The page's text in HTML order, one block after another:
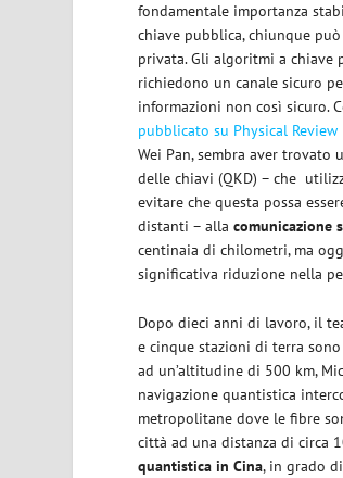
fondamentale importanza
chiave pubblica, chiunque
privata. Gli algoritmi a chiave
richiedono un canale sicuro
informazioni non così sicuro.
pubblicato su Physical Review
Wei Pan, sembra aver
delle chiavi (QKD) – che
evitare che questa possa
distanti – allacomunicazione
centinaia di chilometri, ma
significativa riduzione nella
Dopo dieci anni di lavoro, il
e cinque stazioni di terra
ad un’altitudine di 500 km,
navigazione quantistica
metropolitane dove le fibre
città ad una distanza di circa
quantistica in Cina, in grado